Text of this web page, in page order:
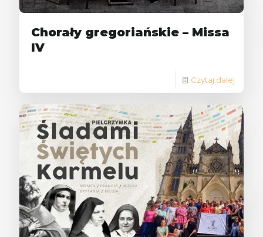
Chorały gregoriańskie – Missa
IV
Czytaj dalej